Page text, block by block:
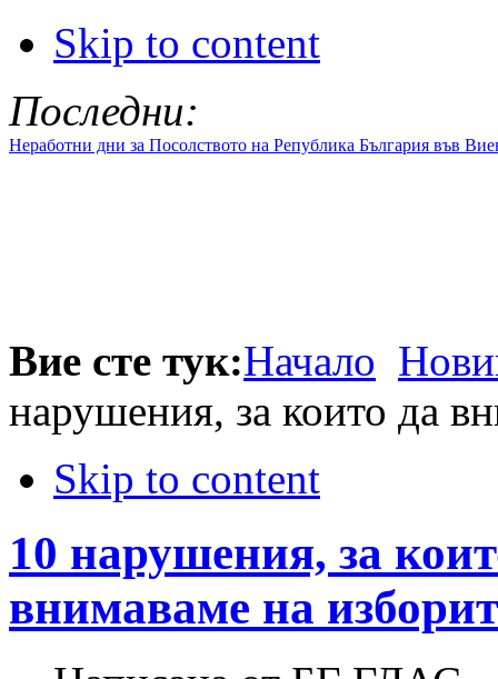
Skip to content
Последни:
Неработни дни за Посолството на Република България във
Вие сте тук:Начало
нарушения, за които да
Skip to content
10 нарушения, за
внимаваме на